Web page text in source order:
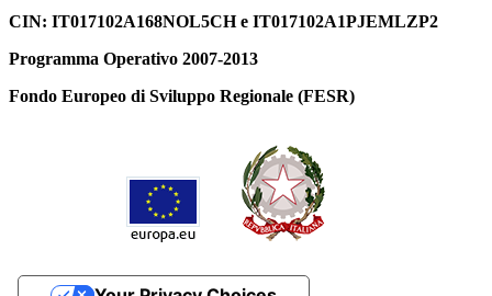
CIN: IT017102A168NOL5CH e IT017102A1PJEMLZP2
Programma Operativo 2007-2013
Fondo Europeo di Sviluppo Regionale (FESR)